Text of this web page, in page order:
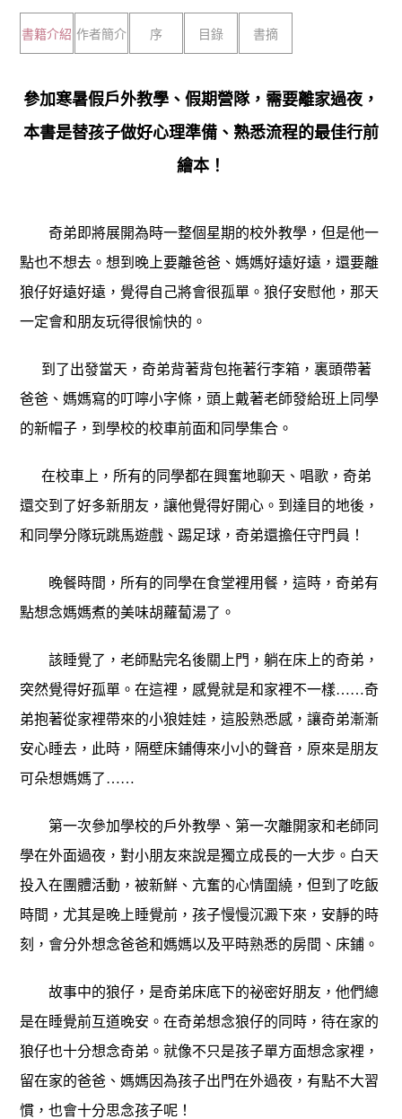
書籍介紹 作者簡介 序 目錄 書摘
參加寒暑假戶外教學、假期營隊，需要離家過夜，
本書是替孩子做好心理準備、熟悉流程的最佳行前
繪本！
奇弟即將展開為時一整個星期的校外教學，但是他一
點也不想去。想到晚上要離爸爸、媽媽好遠好遠，還要離
狼仔好遠好遠，覺得自己將會很孤單。狼仔安慰他，那天
一定會和朋友玩得很愉快的。
到了出發當天，奇弟背著背包拖著行李箱，裏頭帶著
爸爸、媽媽寫的叮嚀小字條，頭上戴著老師發給班上同學
的新帽子，到學校的校車前面和同學集合。
在校車上，所有的同學都在興奮地聊天、唱歌，奇弟
還交到了好多新朋友，讓他覺得好開心。到達目的地後，
和同學分隊玩跳馬遊戲、踢足球，奇弟還擔任守門員！
晚餐時間，所有的同學在食堂裡用餐，這時，奇弟有
點想念媽媽煮的美味胡蘿蔔湯了。
該睡覺了，老師點完名後關上門，躺在床上的奇弟，
突然覺得好孤單。在這裡，感覺就是和家裡不一樣……奇
弟抱著從家裡帶來的小狼娃娃，這股熟悉感，讓奇弟漸漸
安心睡去，此時，隔壁床鋪傳來小小的聲音，原來是朋友
可朵想媽媽了……
第一次參加學校的戶外教學、第一次離開家和老師同
學在外面過夜，對小朋友來說是獨立成長的一大步。白天
投入在團體活動，被新鮮、亢奮的心情圍繞，但到了吃飯
時間，尤其是晚上睡覺前，孩子慢慢沉澱下來，安靜的時
刻，會分外想念爸爸和媽媽以及平時熟悉的房間、床鋪。
故事中的狼仔，是奇弟床底下的祕密好朋友，他們總
是在睡覺前互道晚安。在奇弟想念狼仔的同時，待在家的
狼仔也十分想念奇弟。就像不只是孩子單方面想念家裡，
留在家的爸爸、媽媽因為孩子出門在外過夜，有點不大習
慣，也會十分思念孩子呢！